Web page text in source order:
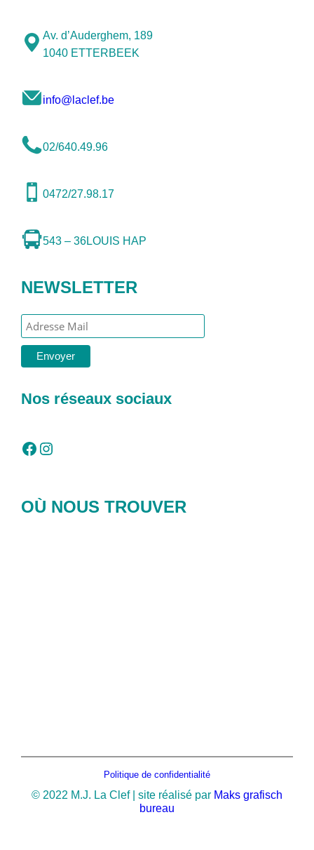
Av. d’Auderghem, 189
1040 ETTERBEEK
info@laclef.be
02/640.49.96
0472/27.98.17
543 – 36LOUIS HAP
NEWSLETTER
Nos réseaux sociaux
Facebook Instagram
OÙ NOUS TROUVER
Politique de confidentialité
© 2022 M.J. La Clef | site réalisé par Maks grafisch
bureau